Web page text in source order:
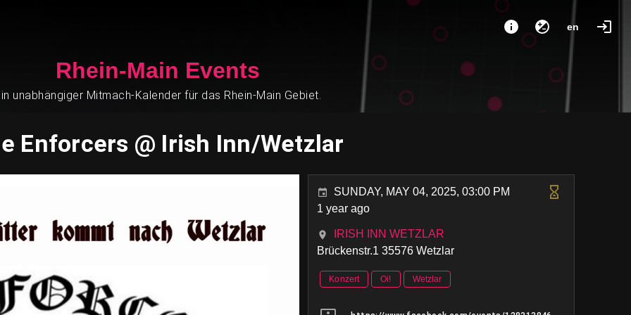
en
Rhein-Main Events
unabhängiger Mitmach-Kalender für das Rhein-Main Gebiet.
Enforcers @ Irish Inn/Wetzlar
SUNDAY, MAY 04, 2025, 03:00 PM
1 year ago
IRISH INN WETZLAR
Brückenstr.1 35576 Wetzlar
Konzert Oi! Wetzlar